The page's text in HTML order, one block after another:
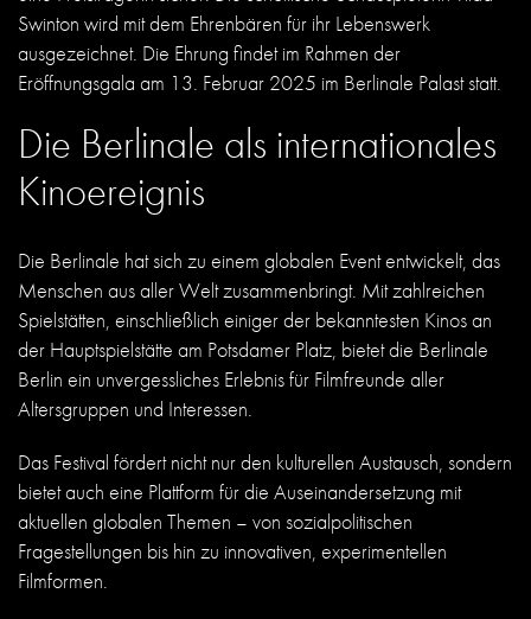
Swinton wird mit dem Ehrenbären für ihr Lebenswerk
ausgezeichnet. Die Ehrung findet im Rahmen der
Eröffnungsgala am 13. Februar 2025 im Berlinale Palast statt.
Die Berlinale als internationales
Kinoereignis
Die Berlinale hat sich zu einem globalen Event entwickelt, das
Menschen aus aller Welt zusammenbringt. Mit zahlreichen
Spielstätten, einschließlich einiger der bekanntesten Kinos an
der Hauptspielstätte am Potsdamer Platz, bietet die Berlinale
Berlin ein unvergessliches Erlebnis für Filmfreunde aller
Altersgruppen und Interessen.
Das Festival fördert nicht nur den kulturellen Austausch, sondern
bietet auch eine Plattform für die Auseinandersetzung mit
aktuellen globalen Themen – von sozialpolitischen
Fragestellungen bis hin zu innovativen, experimentellen
Filmformen.